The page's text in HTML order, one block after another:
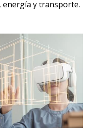
energía y transporte.